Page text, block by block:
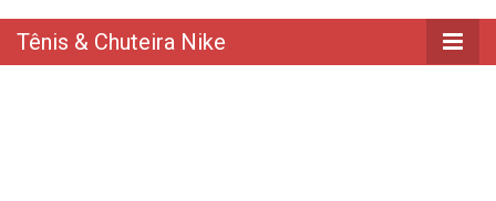
Tênis & Chuteira Nike